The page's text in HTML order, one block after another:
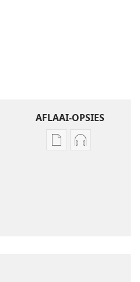
AFLAAI-OPSIES
Aflaai-Aflaai-